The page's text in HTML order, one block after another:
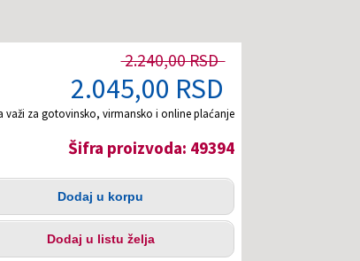
2.240,00 RSD
2.045,00 RSD
važi za gotovinsko, virmansko i online plaćanje
Šifra proizvoda: 49394
Dodaj u korpu
Dodaj u listu želja